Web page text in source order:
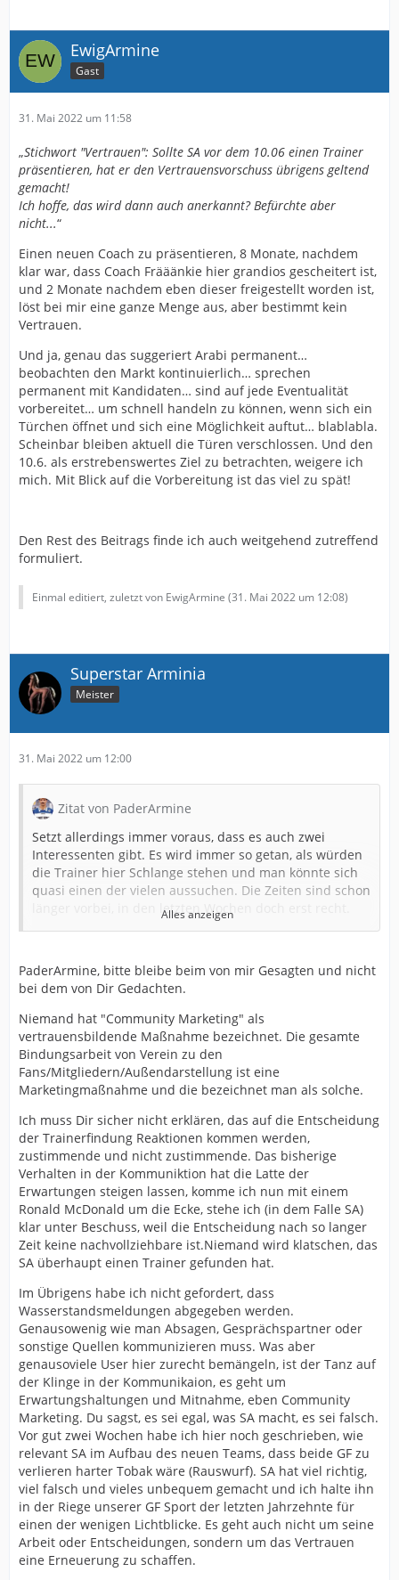
EwigArmine
Gast
31. Mai 2022 um 11:58
„Stichwort "Vertrauen": Sollte SA vor dem 10.06 einen Trainer
präsentieren, hat er den Vertrauensvorschuss übrigens geltend
gemacht!
Ich hoffe, das wird dann auch anerkannt? Befürchte aber
nicht...“
Einen neuen Coach zu präsentieren, 8 Monate, nachdem
klar war, dass Coach Frääänkie hier grandios gescheitert ist,
und 2 Monate nachdem eben dieser freigestellt worden ist,
löst bei mir eine ganze Menge aus, aber bestimmt kein
Vertrauen.
Und ja, genau das suggeriert Arabi permanent…
beobachten den Markt kontinuierlich… sprechen
permanent mit Kandidaten… sind auf jede Eventualität
vorbereitet… um schnell handeln zu können, wenn sich ein
Türchen öffnet und sich eine Möglichkeit auftut… blablabla.
Scheinbar bleiben aktuell die Türen verschlossen. Und den
10.6. als erstrebenswertes Ziel zu betrachten, weigere ich
mich. Mit Blick auf die Vorbereitung ist das viel zu spät!
Den Rest des Beitrags finde ich auch weitgehend zutreffend
formuliert.
Einmal editiert, zuletzt von EwigArmine (31. Mai 2022 um 12:08)
Superstar Arminia
Meister
31. Mai 2022 um 12:00
Zitat von PaderArmine
Setzt allerdings immer voraus, dass es auch zwei
Interessenten gibt. Es wird immer so getan, als würden
die Trainer hier Schlange stehen und man könnte sich
quasi einen der vielen aussuchen. Die Zeiten sind schon
länger vorbei, in den letzten Wochen doch erst recht.
Wir sind nicht alleine auf Trainersuche...
bestreite ich hingegen gar nicht. Da gibts deutlich Luft
nach oben und stinkt mir zum Teil auch gewaltig!
Hier gehts aber um die "Trainersuche": und da hat der
Punkt "Community Marketing" nichts verloren. Es geht
hier nicht um einen fleissigen Austausch mit den
Mitgliedern, um einen Trainer zu finden der am besten
allen entspricht, Mitgliedern mit eingeschlossen. Ein
"Wir Gefühl" oder "Schulterschluss" entsteht nicht bei
der Suche eines Trainers. Wichtig ist, was danach
passiert und es dann kommuniziert wird.
Das ist eine Vereinsinterna, die sich im auf die GF Sport
und Finanzen bezieht und muss nicht detailiert
kommuniziert werden. Alle nötigen Infos wurden
bisweilen gegeben. Was denn noch? Gerüchte? Das viel
genannte "Trainerprofil" veröffentlichen oder am besten
die Vertragskonditionen ausschreiben? Was sollte das
deiner Meinung nach sein, damit Du dich besser fühlst
und dein Vertrauen gestärkt ist?
Am besten noch die Namen, die Kandidaten nennen,
die abgesprungen sind!
Das wünschen sich ja auch
einige...
Und: es ist doch clever, dass man in dieser schon
unruhigen Zeit mit seinen nötigen, unpopulären
Entscheidungen nicht noch mehr Unruhe reinbringt, in
dem man sie mutwillig breittritt und ständig
Wasserstandsmeldungen raushaut, die sich dann nicht
bewahrheiten. Siehe andere Medienlandschaften im
Rheinland oder beim "Big City Club". Da wird alles an
die Öffentlichkeit gebracht und das Resultat ist meines
Alles anzeigen
PaderArmine, bitte bleibe beim von mir Gesagten und nicht
bei dem von Dir Gedachten.
Niemand hat "Community Marketing" als
vertrauensbildende Maßnahme bezeichnet. Die gesamte
Bindungsarbeit von Verein zu den
Fans/Mitgliedern/Außendarstellung ist eine
Marketingmaßnahme und die bezeichnet man als solche.
Ich muss Dir sicher nicht erklären, das auf die Entscheidung
der Trainerfindung Reaktionen kommen werden,
zustimmende und nicht zustimmende. Das bisherige
Verhalten in der Kommuniktion hat die Latte der
Erwartungen steigen lassen, komme ich nun mit einem
Ronald McDonald um die Ecke, stehe ich (in dem Falle SA)
klar unter Beschuss, weil die Entscheidung nach so langer
Zeit keine nachvollziehbare ist.Niemand wird klatschen, das
SA überhaupt einen Trainer gefunden hat.
Im Übrigens habe ich nicht gefordert, dass
Wasserstandsmeldungen abgegeben werden.
Genausowenig wie man Absagen, Gesprächspartner oder
sonstige Quellen kommunizieren muss. Was aber
genausoviele User hier zurecht bemängeln, ist der Tanz auf
der Klinge in der Kommunikaion, es geht um
Erwartungshaltungen und Mitnahme, eben Community
Marketing. Du sagst, es sei egal, was SA macht, es sei falsch.
Vor gut zwei Wochen habe ich hier noch geschrieben, wie
relevant SA im Aufbau des neuen Teams, dass beide GF zu
verlieren harter Tobak wäre (Rauswurf). SA hat viel richtig,
viel falsch und vieles unbequem gemacht und ich halte ihn
in der Riege unserer GF Sport der letzten Jahrzehnte für
einen der wenigen Lichtblicke. Es geht auch nicht um seine
Arbeit oder Entscheidungen, sondern um das Vertrauen
eine Erneuerung zu schaffen.